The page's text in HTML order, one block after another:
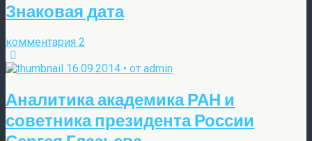
Знаковая дата
комментария 2
16.09.2014 • от admin
Аналитика академика РАН и
советника президента России